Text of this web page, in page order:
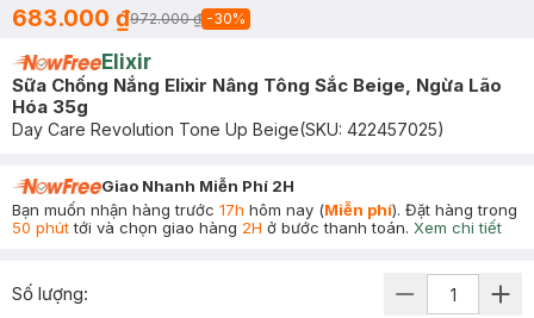
683.000 ₫972.000 ₫ -30%
Elixir
Sữa Chống Nắng Elixir Nâng Tông Sắc Beige, Ngừa Lão
Hóa 35g
Day Care Revolution Tone Up Beige(SKU: 422457025)
Giao Nhanh Miễn Phí 2H
Bạn muốn nhận hàng trước 17h hôm nay (Miễn phí). Đặt hàng trong
50 phúttới và chọn giao hàng 2H ở bước thanh toán. Xem chi tiết
Số lượng: